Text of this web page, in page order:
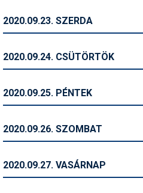
Telemark
Történelem
Utazási tippek
2020.09.23. SZERDA
2020.09.24. CSÜTÖRTÖK
2020.09.25. PÉNTEK
2020.09.26. SZOMBAT
2020.09.27. VASÁRNAP